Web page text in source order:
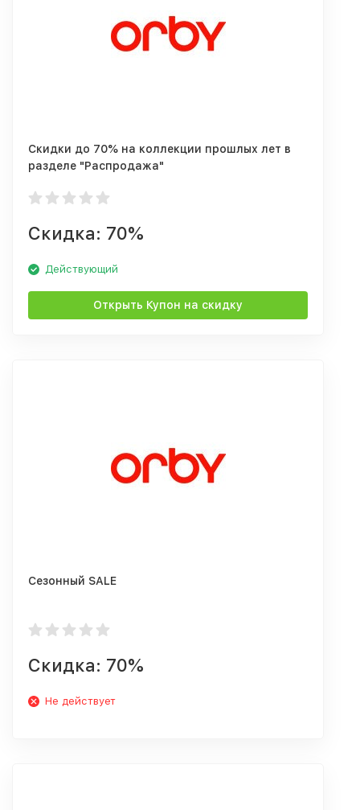
Скидки до 70% на коллекции прошлых лет в
разделе "Распродажа"
Скидка: 70%
Действующий
Открыть Купон на скидку
Сезонный SALE
Скидка: 70%
Не действует